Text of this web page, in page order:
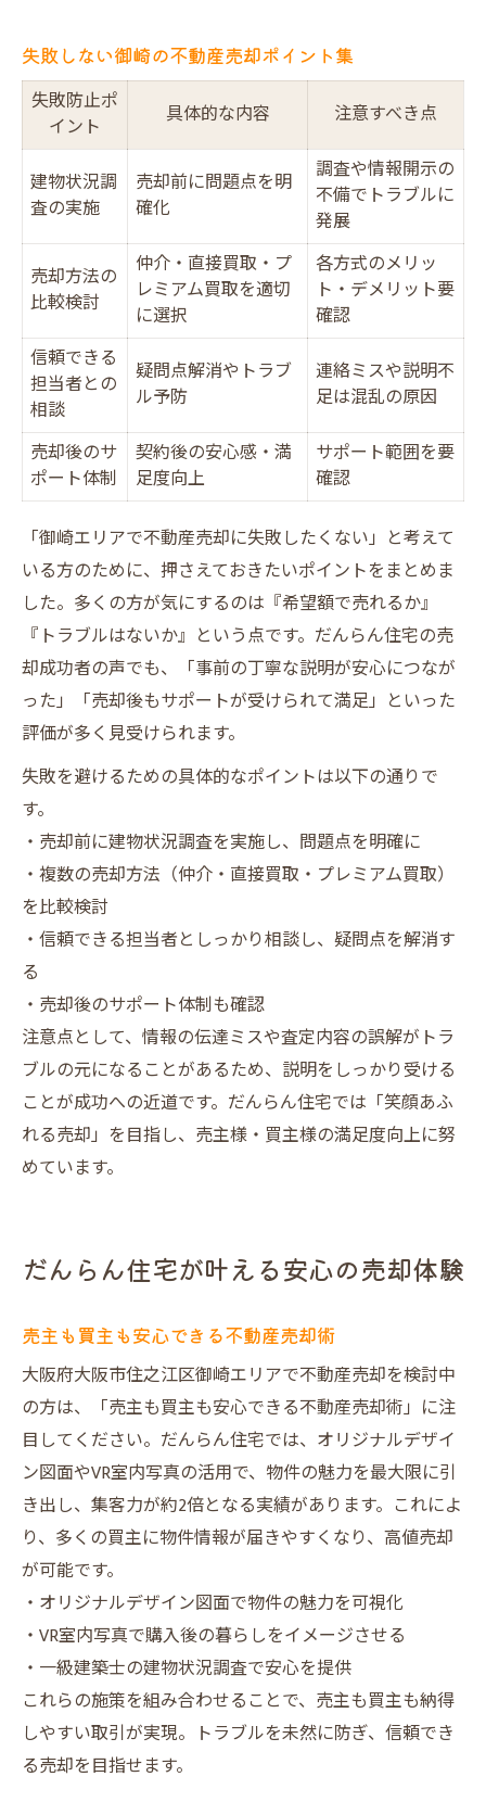
失敗しない御崎の不動産売却ポイント集
失敗防止ポ
イント
具体的な内容 注意すべき点
建物状況調
査の実施
売却前に問題点を明
確化
調査や情報開示の
不備でトラブルに
発展
売却方法の
比較検討
仲介・直接買取・プ
レミアム買取を適切
に選択
各方式のメリッ
ト・デメリット要
確認
信頼できる
担当者との
相談
疑問点解消やトラブ
ル予防
連絡ミスや説明不
足は混乱の原因
売却後のサ
ポート体制
契約後の安心感・満
足度向上
サポート範囲を要
確認
「御崎エリアで不動産売却に失敗したくない」と考えて
いる方のために、押さえておきたいポイントをまとめま
した。多くの方が気にするのは『希望額で売れるか』
『トラブルはないか』という点です。だんらん住宅の売
却成功者の声でも、「事前の丁寧な説明が安心につなが
った」「売却後もサポートが受けられて満足」といった
評価が多く見受けられます。
失敗を避けるための具体的なポイントは以下の通りで
す。
・売却前に建物状況調査を実施し、問題点を明確に
・複数の売却方法（仲介・直接買取・プレミアム買取）
を比較検討
・信頼できる担当者としっかり相談し、疑問点を解消す
る
・売却後のサポート体制も確認
注意点として、情報の伝達ミスや査定内容の誤解がトラ
ブルの元になることがあるため、説明をしっかり受ける
ことが成功への近道です。だんらん住宅では「笑顔あふ
れる売却」を目指し、売主様・買主様の満足度向上に努
めています。
だんらん住宅が叶える安心の売却体験
売主も買主も安心できる不動産売却術
大阪府大阪市住之江区御崎エリアで不動産売却を検討中
の方は、「売主も買主も安心できる不動産売却術」に注
目してください。だんらん住宅では、オリジナルデザイ
ン図面やVR室内写真の活用で、物件の魅力を最大限に引
き出し、集客力が約2倍となる実績があります。これによ
り、多くの買主に物件情報が届きやすくなり、高値売却
が可能です。
・オリジナルデザイン図面で物件の魅力を可視化
・VR室内写真で購入後の暮らしをイメージさせる
・一級建築士の建物状況調査で安心を提供
これらの施策を組み合わせることで、売主も買主も納得
しやすい取引が実現。トラブルを未然に防ぎ、信頼でき
る売却を目指せます。